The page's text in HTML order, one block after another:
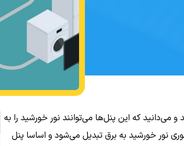
می‌دانید که این پنل‌ها می‌توانند نور خورشید را به
نور خورشید به برق تبدیل می‌شود و اساسا پنل